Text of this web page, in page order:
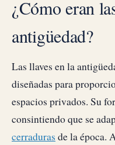
¿Cómo eran
antigüedad?
Las llaves en la
diseñadas para
espacios privados. Su
consintiendo que se
cerraduras de la época.